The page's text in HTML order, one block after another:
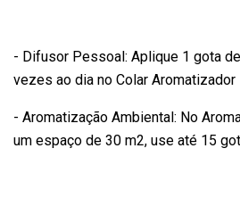
- Difusor Pessoal: Aplique 1 gota
vezes ao dia no Colar Aromatizador
- Aromatização Ambiental: No
um espaço de 30 m2, use até 15